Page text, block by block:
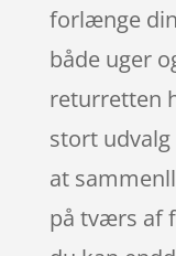
forlænge
både uger
returretten
stort
at
på tværs af